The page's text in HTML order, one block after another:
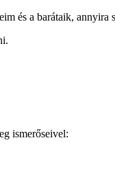
és a barátaik, annyira
ismerőseivel: